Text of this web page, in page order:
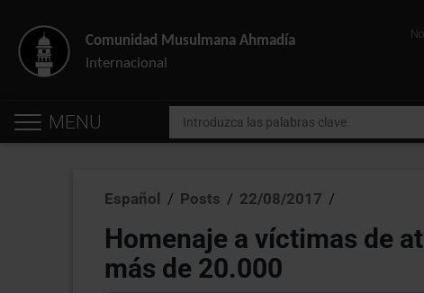
Comunidad Musulmana Ahmadía
Internacional
MENU
Español / Posts / 22/08/2017 /
Homenaje a víctimas de
más de 20.000